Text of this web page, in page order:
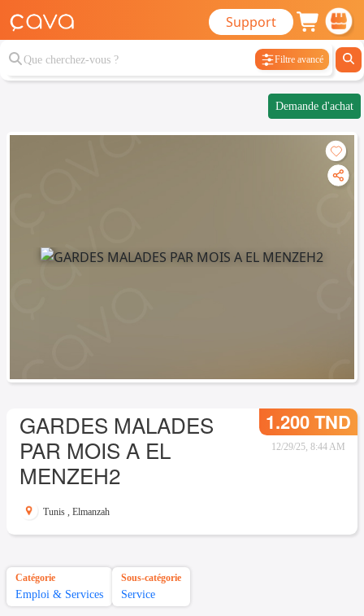
Support
Filtre avancé
Demande d'achat
GARDES MALADES
PAR MOIS A EL
MENZEH2
1.200 TND
12/29/25, 8:44 AM
Tunis , Elmanzah
Catégorie
Emploi & Services
Sous-catégorie
Service